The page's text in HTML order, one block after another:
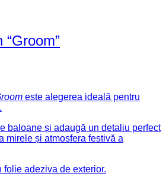
este alegerea ideală pentru
baloane și adaugă un detaliu perfect
mirele și atmosfera festivă a
folie adeziva de exterior.